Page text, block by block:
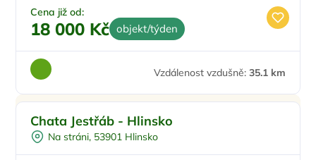
Cena již od:
18 000 Kč objekt/týden
Vzdálenost vzdušně: 35.1 km
Chata Jestřáb - Hlinsko
Na stráni, 53901 Hlinsko